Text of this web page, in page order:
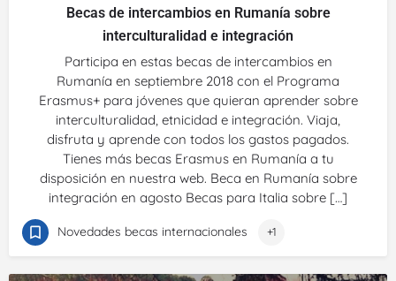
Becas de intercambios en Rumanía sobre
interculturalidad e integración
Participa en estas becas de intercambios en
Rumanía en septiembre 2018 con el Programa
Erasmus+ para jóvenes que quieran aprender sobre
interculturalidad, etnicidad e integración. Viaja,
disfruta y aprende con todos los gastos pagados.
Tienes más becas Erasmus en Rumanía a tu
disposición en nuestra web. Beca en Rumanía sobre
integración en agosto Becas para Italia sobre […]
Novedades becas internacionales +1